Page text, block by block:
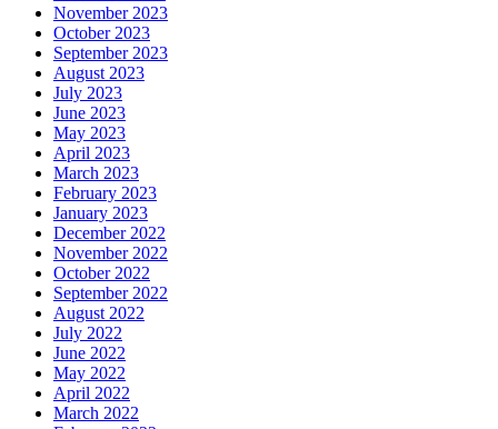
November 2023
October 2023
September 2023
August 2023
July 2023
June 2023
May 2023
April 2023
March 2023
February 2023
January 2023
December 2022
November 2022
October 2022
September 2022
August 2022
July 2022
June 2022
May 2022
April 2022
March 2022